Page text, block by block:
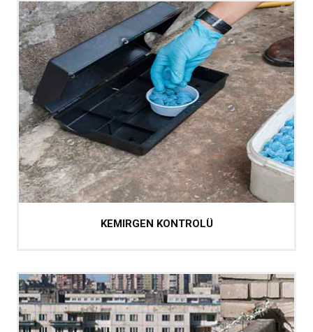
KEMIRGEN KONTROLÜ